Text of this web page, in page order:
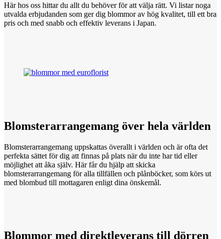
Här hos oss hittar du allt du behöver för att välja rätt. Vi listar noga
utvalda erbjudanden som ger dig blommor av hög kvalitet, till ett bra
pris och med snabb och effektiv leverans i Japan.
Blomsterarrangemang över hela världen
Blomsterarrangemang uppskattas överallt i världen och är ofta det
perfekta sättet för dig att finnas på plats när du inte har tid eller
möjlighet att åka själv. Här får du hjälp att skicka
blomsterarrangemang för alla tillfällen och plånböcker, som körs ut
med blombud till mottagaren enligt dina önskemål.
Blommor med direktleverans till dörren